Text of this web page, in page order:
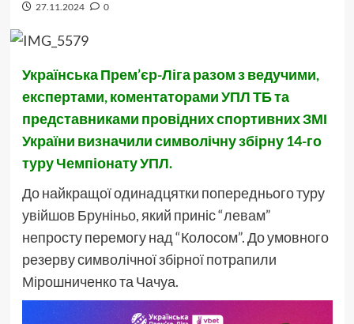
27.11.2024 0
Українська Прем’єр-Ліга разом з ведучими,
експертами, коментаторами УПЛ ТБ та
представниками провідних спортивних ЗМІ
України визначили символічну збірну 14-го
туру Чемпіонату УПЛ.
До найкращої одинадцятки попереднього туру
увійшов Бруніньо, який приніс “левам”
непросту перемогу над “Колосом”. До умовного
резерву символічної збірної потрапили
Мірошниченко та Чачуа.